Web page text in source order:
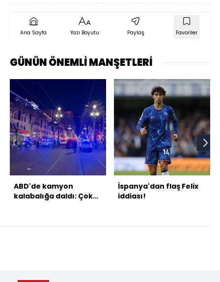
Ana Sayfa Yazı Boyutu Paylaş Favoriler
GÜNÜN ÖNEMLİ MANŞETLERİ
ABD'de kamyon
kalabalığa daldı: Çok
İspanya'dan flaş Felix
iddiası!